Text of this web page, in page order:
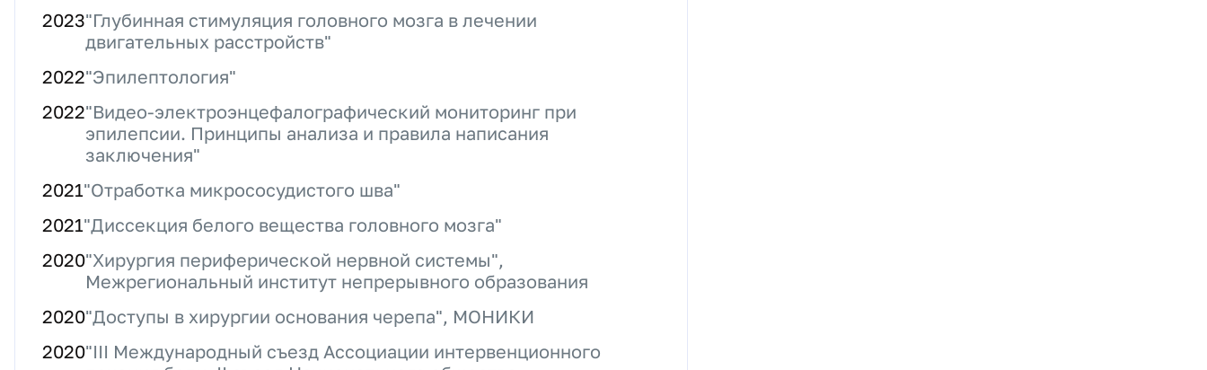
2023"Глубинная стимуляция головного мозга в лечении
двигательных расстройств"
2022"Эпилептология"
2022"Видео-электроэнцефалографический мониторинг при
эпилепсии. Принципы анализа и правила написания
заключения"
2021"Отработка микрососудистого шва"
2021"Диссекция белого вещества головного мозга"
2020"Хирургия периферической нервной системы",
Межрегиональный институт непрерывного образования
2020"Доступы в хирургии основания черепа", МОНИКИ
2020"III Международный съезд Ассоциации интервенционного